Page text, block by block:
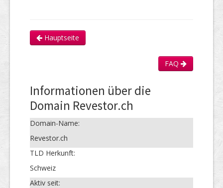
Hauptseite
FAQ
Informationen über die
Domain Revestor.ch
Domain-Name:
Revestor.ch
TLD Herkunft:
Schweiz
Aktiv seit: